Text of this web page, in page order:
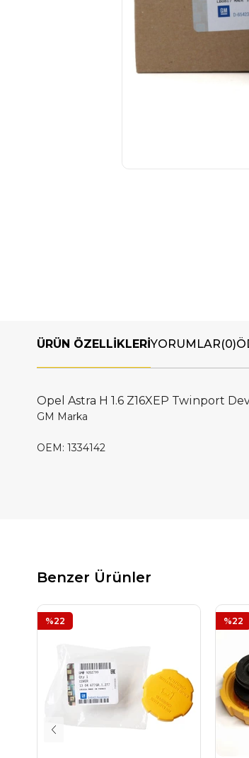
ÜRÜN ÖZELLIKLERIYORUMLAR(0)
Opel Astra H 1.6 Z16XEP Twinport
GM Marka
OEM: 1334142
Benzer Ürünler
%22 %22